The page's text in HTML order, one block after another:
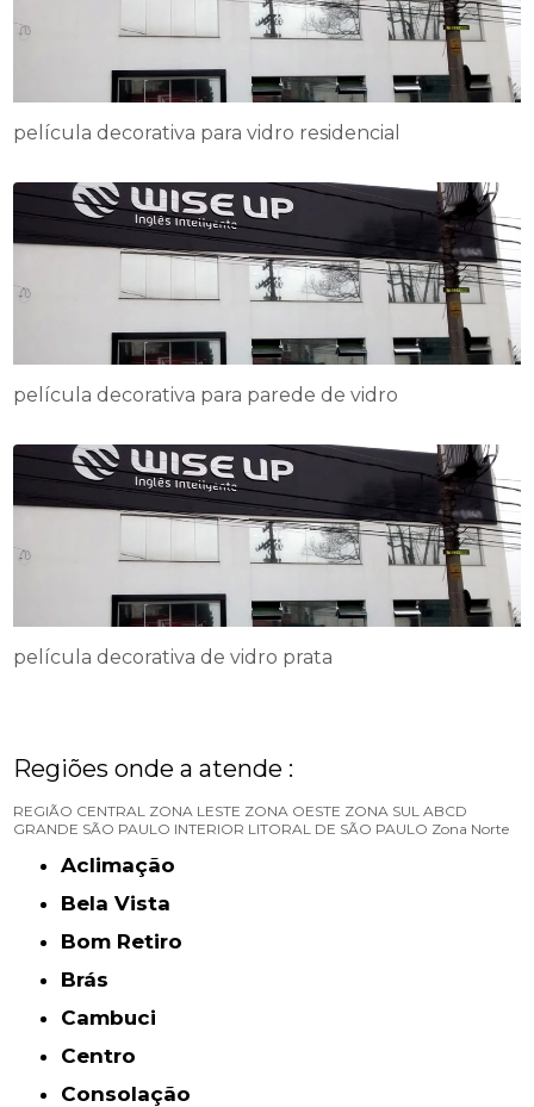
película decorativa para vidro residencial
película decorativa para parede de vidro
película decorativa de vidro prata
Regiões onde a atende :
REGIÃO CENTRAL ZONA LESTE ZONA OESTE ZONA SUL ABCD
GRANDE SÃO PAULO INTERIOR LITORAL DE SÃO PAULO Zona Norte
Aclimação
Bela Vista
Bom Retiro
Brás
Cambuci
Centro
Consolação